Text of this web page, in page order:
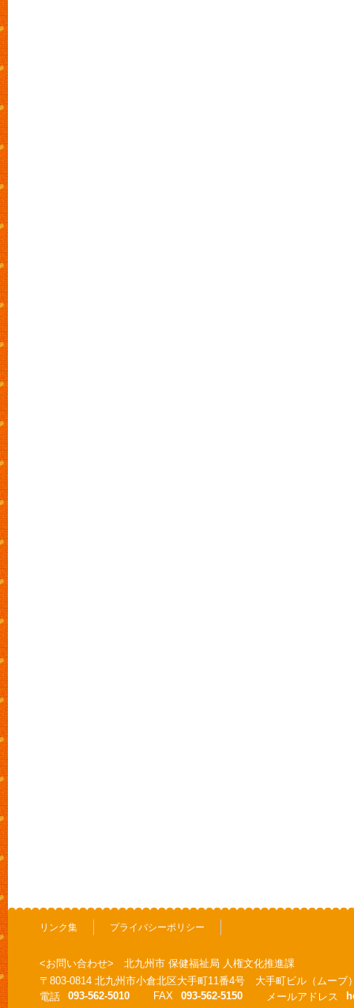
リンク集 プライバシーポリシー
<お問い合わせ> 北九州市 保健福祉局 人権文化推進課
〒803-0814 北九州市小倉北区大手町11番4号 大手町ビル（ムーブ
電話
093-562-5010 FAX 093-562-5150 メールアドレス